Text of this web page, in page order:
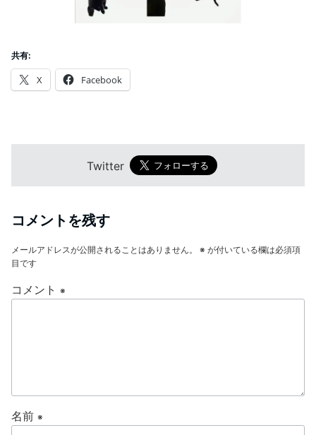
共有:
X Facebook
Twitter
コメントを残す
メールアドレスが公開されることはありません。 ※ が付いている欄は必須項
目です
コメント ※
名前 ※